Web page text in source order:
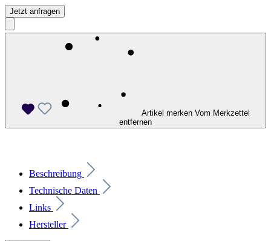
Jetzt anfragen
Artikel merken Vom Merkzettel
entfernen
Beschreibung
Technische Daten
Links
Hersteller